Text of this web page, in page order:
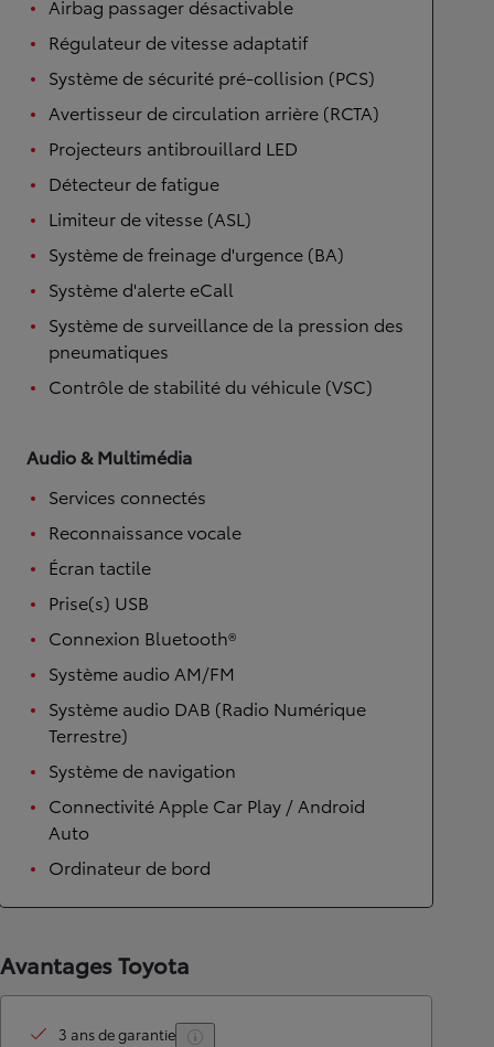
Airbag passager désactivable
Régulateur de vitesse adaptatif
Système de sécurité pré-collision (PCS)
Avertisseur de circulation arrière (RCTA)
Projecteurs antibrouillard LED
Détecteur de fatigue
Limiteur de vitesse (ASL)
Système de freinage d'urgence (BA)
Système d'alerte eCall
Système de surveillance de la pression des
pneumatiques
Contrôle de stabilité du véhicule (VSC)
Audio & Multimédia
Services connectés
Reconnaissance vocale
Écran tactile
Prise(s) USB
Connexion Bluetooth®
Système audio AM/FM
Système audio DAB (Radio Numérique
Terrestre)
Système de navigation
Connectivité Apple Car Play / Android
Auto
Ordinateur de bord
Avantages Toyota
3 ans de garantie